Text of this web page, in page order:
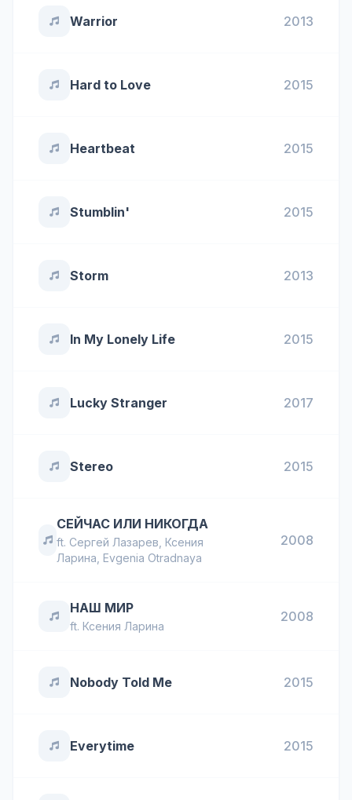
Warrior 2013
Hard to Love 2015
Heartbeat 2015
Stumblin' 2015
Storm 2013
In My Lonely Life 2015
Lucky Stranger 2017
Stereo 2015
СЕЙЧАС ИЛИ НИКОГДА
ft. Сергей Лазарев ,Ксения
Ларина ,Evgenia Otradnaya
2008
НАШ МИР
ft. Ксения Ларина
2008
Nobody Told Me 2015
Everytime 2015